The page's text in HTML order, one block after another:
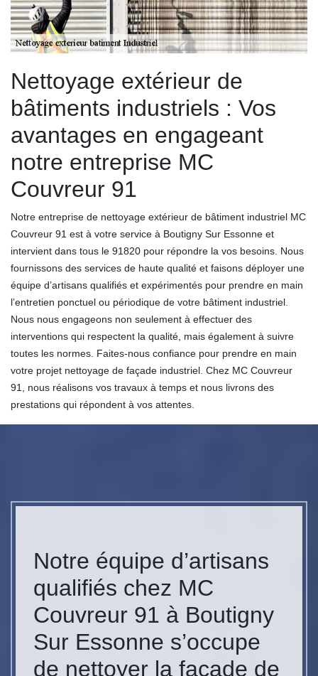
Nettoyage extérieur de
bâtiments industriels : Vos
avantages en engageant
notre entreprise MC
Couvreur 91
Notre entreprise de nettoyage extérieur de bâtiment industriel MC
Couvreur 91 est à votre service à Boutigny Sur Essonne et
intervient dans tous le 91820 pour répondre la vos besoins. Nous
fournissons des services de haute qualité et faisons déployer une
équipe d’artisans qualifiés et expérimentés pour prendre en main
l’entretien ponctuel ou périodique de votre bâtiment industriel.
Nous nous engageons non seulement à effectuer des
interventions qui respectent la qualité, mais également à suivre
toutes les normes. Faites-nous confiance pour prendre en main
votre projet nettoyage de façade industriel. Chez MC Couvreur
91, nous réalisons vos travaux à temps et nous livrons des
prestations qui répondent à vos attentes.
Notre équipe d’artisans
qualifiés chez MC
Couvreur 91 à Boutigny
Sur Essonne s’occupe
de nettoyer la façade de